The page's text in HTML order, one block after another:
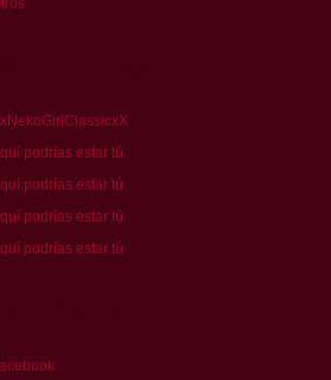
podrías estar tú
podrías estar tú
podrías estar tú
podrías estar tú